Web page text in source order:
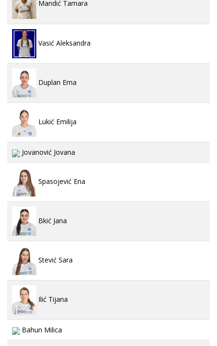
Mandić Tamara
Vasić Aleksandra
Duplan Ema
Lukić Emilija
Jovanović Jovana
Spasojević Ena
Bkić Jana
Stević Sara
Ilić Tijana
Bahun Milica